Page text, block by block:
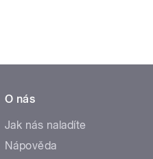
O nás
Jak nás naladíte
Nápověda